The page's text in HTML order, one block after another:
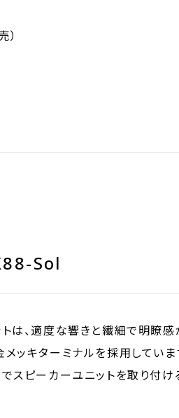
Sol
は、適度な響きと繊細で明瞭感
キターミナルを採用していま
スピーカーユニットを取り付